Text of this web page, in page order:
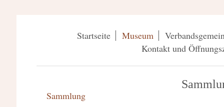
Startseite Museum
Kontakt und
Sammlung